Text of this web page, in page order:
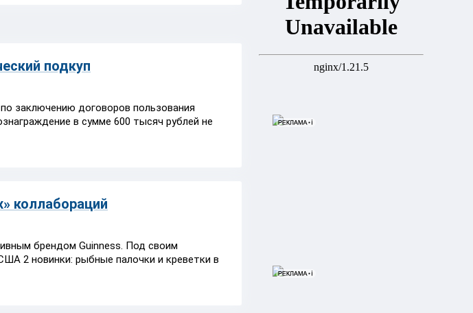
подкуп
заключению договоров пользования
в сумме 600 тысяч рублей не
коллабораций
брендом Guinness. Под своим
2 новинки: рыбные палочки и креветки в